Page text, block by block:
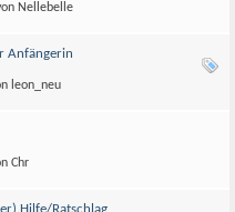
Nellebelle
Anfängerin
leon_neu
Chr